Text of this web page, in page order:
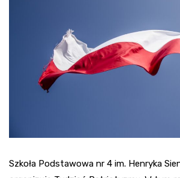
Szkoła Podstawowa nr 4 im. Henryka